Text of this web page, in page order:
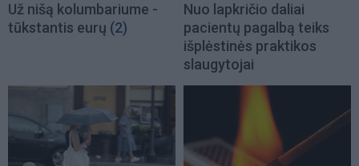
Už nišą kolumbariume -
tūkstantis eurų (2)
Nuo lapkričio daliai
pacientų pagalbą teiks
išplėstinės praktikos
slaugytojai